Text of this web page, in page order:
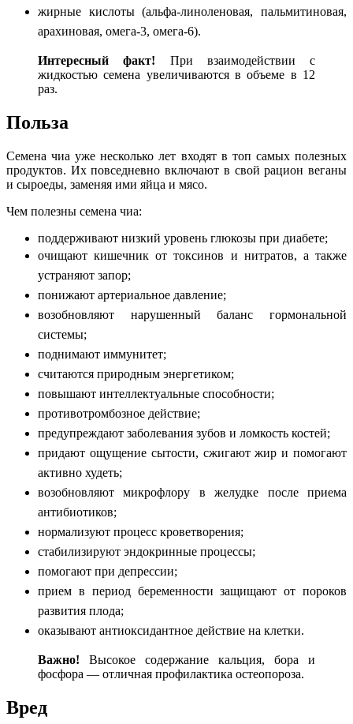
жирные кислоты (альфа-линоленовая, пальмитиновая,
арахиновая, омега-3, омега-6).
Интересныйфакт! При взаимодействии с
жидкостью семена увеличиваются в объеме в 12
раз.
Польза
Семена чиа уже несколько лет входят в топ самых полезных
продуктов. Их повседневно включают в свой рацион веганы
и сыроеды, заменяя ими яйца и мясо.
Чем полезны семена чиа:
поддерживают низкий уровень глюкозы при диабете;
очищают кишечник от токсинов и нитратов, а также
устраняют запор;
понижают артериальное давление;
возобновляют нарушенный баланс гормональной
системы;
поднимают иммунитет;
считаются природным энергетиком;
повышают интеллектуальные способности;
противотромбозное действие;
предупреждают заболевания зубов и ломкость костей;
придают ощущение сытости, сжигают жир и помогают
активно худеть;
возобновляют микрофлору в желудке после приема
антибиотиков;
нормализуют процесс кроветворения;
стабилизируют эндокринные процессы;
помогают при депрессии;
прием в период беременности защищают от пороков
развития плода;
оказывают антиоксидантное действие на клетки.
Важно! Высокое содержание кальция, бора и
фосфора — отличная профилактика остеопороза.
Вред